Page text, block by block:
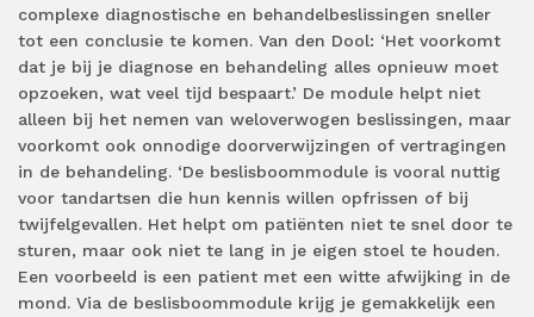
complexe diagnostische en behandelbeslissingen sneller
tot een conclusie te komen. Van den Dool: ‘Het voorkomt
dat je bij je diagnose en behandeling alles opnieuw moet
opzoeken, wat veel tijd bespaart.’ De module helpt niet
alleen bij het nemen van weloverwogen beslissingen, maar
voorkomt ook onnodige doorverwijzingen of vertragingen
in de behandeling. ‘De beslisboommodule is vooral nuttig
voor tandartsen die hun kennis willen opfrissen of bij
twijfelgevallen. Het helpt om patiënten niet te snel door te
sturen, maar ook niet te lang in je eigen stoel te houden.
Een voorbeeld is een patient met een witte afwijking in de
mond. Via de beslisboommodule krijg je gemakkelijk een